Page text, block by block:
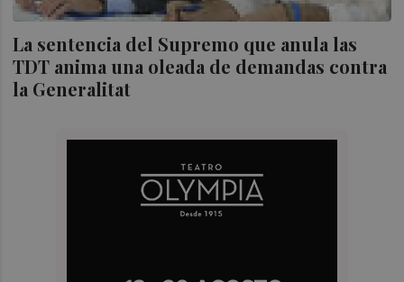
La sentencia del Supremo que anula las
TDT anima una oleada de demandas contra
la Generalitat